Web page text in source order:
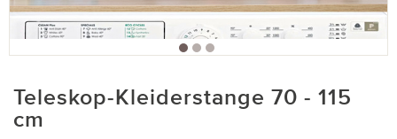
Teleskop-Kleiderstange 70 - 115
cm